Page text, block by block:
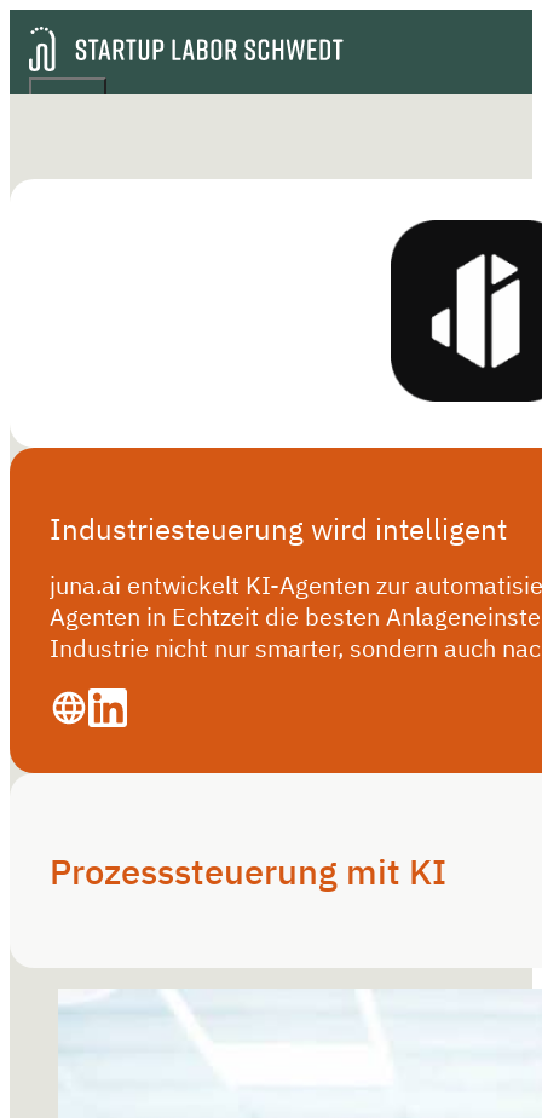
Industriesteuerung wird intelligent
juna.ai entwickelt KI-Agenten zur
Agenten in Echtzeit die besten
Industrie nicht nur smarter, sondern auch
Prozesssteuerung mit KI